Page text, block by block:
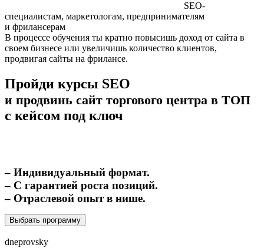
SEO-
специалистам, маркетологам, предпринимателям
и фрилансерам
В процессе обучения ты кратно повысишь доход от сайта в
своем бизнесе или увеличишь количество клиентов,
продвигая сайты на фрилансе.
Пройди курсы SEO
и продвинь сайт торгового центра в ТОП
с кейсом под ключ
– Индивидуальный формат.
– С гарантией роста позиций.
– Отраслевой опыт в нише.
Выбрать программу
dneprovsky